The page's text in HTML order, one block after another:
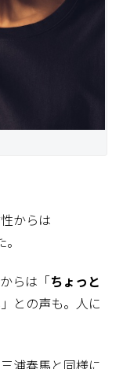
からは
らは「ちょっと
」との声も。人に
浦春馬と同様に